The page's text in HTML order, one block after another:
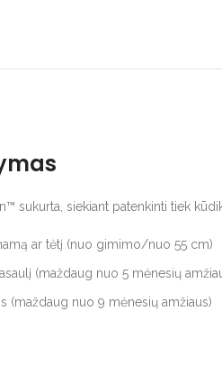
sukurta, siekiant patenkinti tiek
ar tėtį (nuo gimimo/nuo 55 cm)
(maždaug nuo 5 mėnesių
(maždaug nuo 9 mėnesių amžiaus)